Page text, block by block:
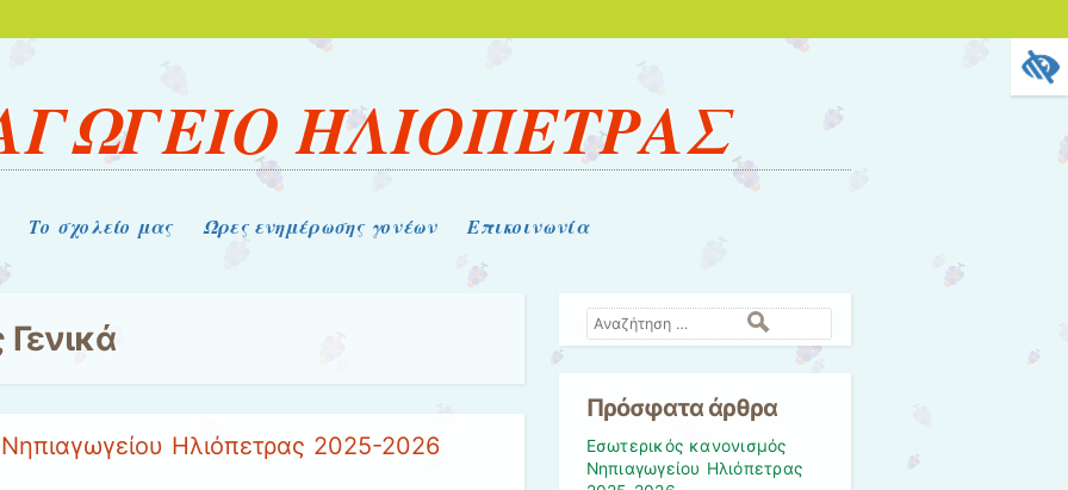
ΗΛΙΟΠΕΤΡΑΣ
Το σχολείο μας Ώρες ενημέρωσης γονέων Επικοινωνία
Γενικά
Ηλιόπετρας 2025-2026
Αναζήτηση
Πρόσφατα άρθρα
Εσωτερικός κανονισμός
Νηπιαγωγείου Ηλιόπετρας